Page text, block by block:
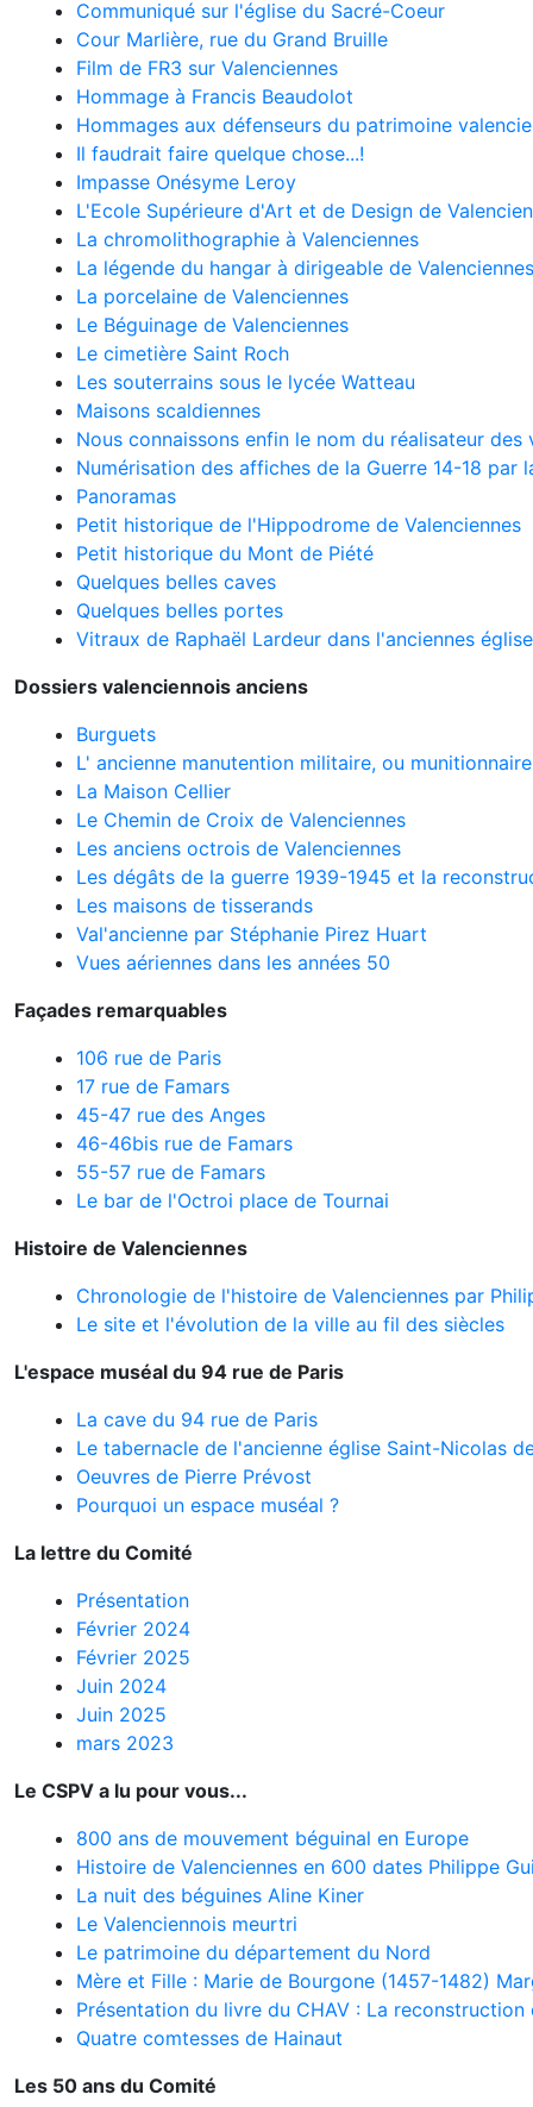
Communiqué sur l'église du Sacré-Coeur
Cour Marlière, rue du Grand Bruille
Film de FR3 sur Valenciennes
Hommage à Francis Beaudolot
Hommages aux défenseurs du patrimoine
Il faudrait faire quelque chose...!
Impasse Onésyme Leroy
L'Ecole Supérieure d'Art et de Design de
La chromolithographie à Valenciennes
La légende du hangar à dirigeable de Valenciennes
La porcelaine de Valenciennes
Le Béguinage de Valenciennes
Le cimetière Saint Roch
Les souterrains sous le lycée Watteau
Maisons scaldiennes
Nous connaissons enfin le nom du réalisateur
Numérisation des affiches de la Guerre 14-18 par
Panoramas
Petit historique de l'Hippodrome de Valenciennes
Petit historique du Mont de Piété
Quelques belles caves
Quelques belles portes
Vitraux de Raphaël Lardeur dans l'anciennes
Dossiers valenciennois anciens
Burguets
L' ancienne manutention militaire, ou munitionnaire
La Maison Cellier
Le Chemin de Croix de Valenciennes
Les anciens octrois de Valenciennes
Les dégâts de la guerre 1939-1945 et la
Les maisons de tisserands
Val'ancienne par Stéphanie Pirez Huart
Vues aériennes dans les années 50
Façades remarquables
106 rue de Paris
17 rue de Famars
45-47 rue des Anges
46-46bis rue de Famars
55-57 rue de Famars
Le bar de l'Octroi place de Tournai
Histoire de Valenciennes
Chronologie de l'histoire de Valenciennes par
Le site et l'évolution de la ville au fil des siècles
L'espace muséal du 94 rue de Paris
La cave du 94 rue de Paris
Le tabernacle de l'ancienne église Saint-Nicolas
Oeuvres de Pierre Prévost
Pourquoi un espace muséal ?
La lettre du Comité
Présentation
Février 2024
Février 2025
Juin 2024
Juin 2025
mars 2023
Le CSPV a lu pour vous...
800 ans de mouvement béguinal en Europe
Histoire de Valenciennes en 600 dates Philippe
La nuit des béguines Aline Kiner
Le Valenciennois meurtri
Le patrimoine du département du Nord
Mère et Fille : Marie de Bourgone (1457-1482)
Présentation du livre du CHAV : La reconstruction
Quatre comtesses de Hainaut
Les 50 ans du Comité